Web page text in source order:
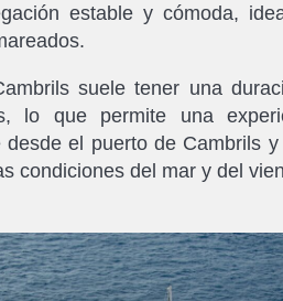
estable y cómoda,
suele tener una
lo que permite una
el puerto de Cambrils
condiciones del mar y del